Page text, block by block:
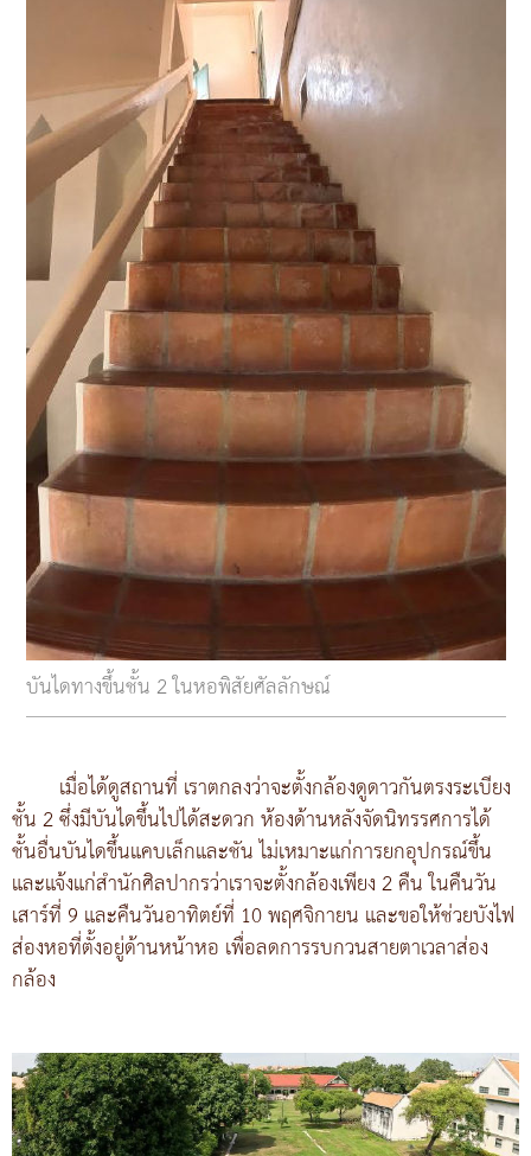
บันไดทางขึ้นชั้น 2 ในหอพิสัยศัลลักษณ์
เมื่อได้ดูสถานที่ เราตกลงว่าจะตั้งกล้องดูดาวกันตรงระเบียง
ชั้น 2 ซึ่งมีบันไดขึ้นไปได้สะดวก ห้องด้านหลังจัดนิทรรศการได้
ชั้นอื่นบันไดขึ้นแคบเล็กและชัน ไม่เหมาะแก่การยกอุปกรณ์ขึ้น
และแจ้งแก่สำนักศิลปากรว่าเราจะตั้งกล้องเพียง 2 คืน ในคืนวัน
เสาร์ที่ 9 และคืนวันอาทิตย์ที่ 10 พฤศจิกายน และขอให้ช่วยบังไฟ
ส่องหอที่ตั้งอยู่ด้านหน้าหอ เพื่อลดการรบกวนสายตาเวลาส่อง
กล้อง